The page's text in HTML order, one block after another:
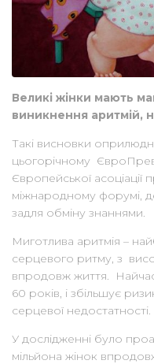
Великі жінки мають
виникнення аритмій,
Такі висновки
цьогорічному
Європейської асоціації
міжнародному форумі, де
задля обміну знаннями.
Миготлива аритмія –
серцевого ритму, з
впродовж життя.
60 років, і збільшує
серцевої недостатності.
У дослідженні було
мільйона жінок